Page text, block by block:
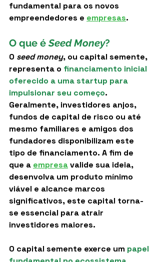
fundamental para os novos
empreendedores e empresas.
O que é Seed Money?
O seed money, ou capital semente,
representa o financiamento inicial
oferecido a uma startup para
impulsionar seu começo.
Geralmente, investidores anjos,
fundos de capital de risco ou até
mesmo familiares e amigos dos
fundadores disponibilizam este
tipo de financiamento. A fim de
que a empresa valide sua ideia,
desenvolva um produto mínimo
viável e alcance marcos
significativos, este capital torna-
se essencial para atrair
investidores maiores.
O capital semente exerce um papel